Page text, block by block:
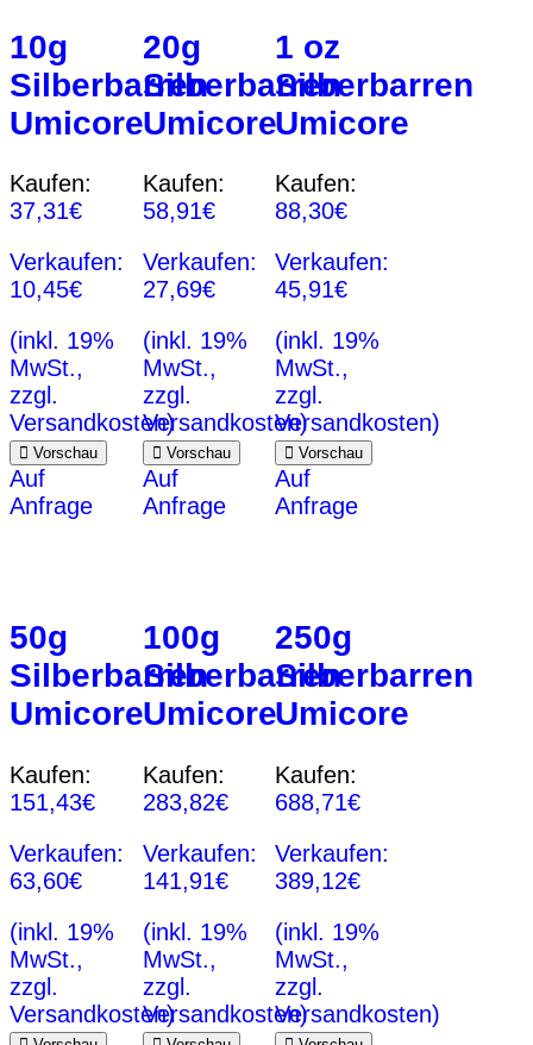
10g
Silberbarren
Umicore
Kaufen:
37,31€
Verkaufen:
10,45€
(inkl. 19%
MwSt.,
zzgl.
Versandkosten)
Vorschau
Auf
Anfrage
20g
Silberbarren
Umicore
Kaufen:
58,91€
Verkaufen:
27,69€
(inkl. 19%
MwSt.,
zzgl.
Versandkosten)
Vorschau
Auf
Anfrage
1 oz
Silberbarren
Umicore
Kaufen:
88,30€
Verkaufen:
45,91€
(inkl. 19%
MwSt.,
zzgl.
Versandkosten)
Vorschau
Auf
Anfrage
50g
Silberbarren
Umicore
Kaufen:
151,43€
Verkaufen:
63,60€
(inkl. 19%
MwSt.,
zzgl.
Versandkosten)
100g
Silberbarren
Umicore
Kaufen:
283,82€
Verkaufen:
141,91€
(inkl. 19%
MwSt.,
zzgl.
Versandkosten)
250g
Silberbarren
Umicore
Kaufen:
688,71€
Verkaufen:
389,12€
(inkl. 19%
MwSt.,
zzgl.
Versandkosten)